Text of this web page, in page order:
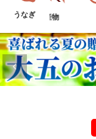
うなぎ 水産物